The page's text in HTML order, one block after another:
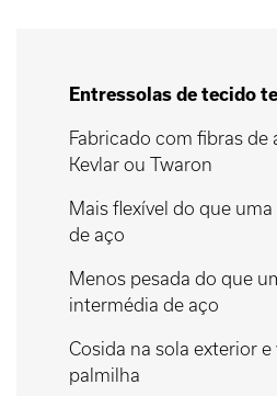
Entressolas de tecido
Fabricado com fibras de
Kevlar ou Twaron
Mais flexível do que
de aço
Menos pesada do que
intermédia de aço
Cosida na sola exterior
palmilha